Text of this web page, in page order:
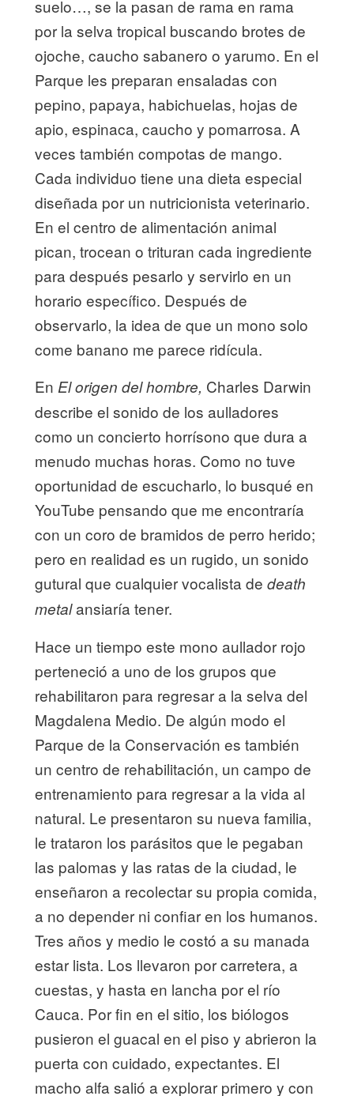
suelo…, se la pasan de rama en rama
por la selva tropical buscando brotes de
ojoche, caucho sabanero o yarumo. En el
Parque les preparan ensaladas con
pepino, papaya, habichuelas, hojas de
apio, espinaca, caucho y pomarrosa. A
veces también compotas de mango.
Cada individuo tiene una dieta especial
diseñada por un nutricionista veterinario.
En el centro de alimentación animal
pican, trocean o trituran cada ingrediente
para después pesarlo y servirlo en un
horario específico. Después de
observarlo, la idea de que un mono solo
come banano me parece ridícula.
En El origen del hombre, Charles Darwin
describe el sonido de los aulladores
como un concierto horrísono que dura a
menudo muchas horas. Como no tuve
oportunidad de escucharlo, lo busqué en
YouTube pensando que me encontraría
con un coro de bramidos de perro herido;
pero en realidad es un rugido, un sonido
gutural que cualquier vocalista de death
metalansiaría tener.
Hace un tiempo este mono aullador rojo
perteneció a uno de los grupos que
rehabilitaron para regresar a la selva del
Magdalena Medio. De algún modo el
Parque de la Conservación es también
un centro de rehabilitación, un campo de
entrenamiento para regresar a la vida al
natural. Le presentaron su nueva familia,
le trataron los parásitos que le pegaban
las palomas y las ratas de la ciudad, le
enseñaron a recolectar su propia comida,
a no depender ni confiar en los humanos.
Tres años y medio le costó a su manada
estar lista. Los llevaron por carretera, a
cuestas, y hasta en lancha por el río
Cauca. Por fin en el sitio, los biólogos
pusieron el guacal en el piso y abrieron la
puerta con cuidado, expectantes. El
macho alfa salió a explorar primero y con